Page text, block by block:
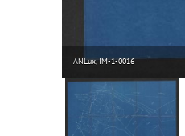
ANLux, IM-1-0016